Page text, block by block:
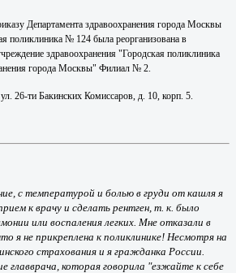
Департамента здравоохранения города Москвы
поликлиника № 124 была реорганизована в
здравоохранения "Городская поликлиника
города Москвы" Филиал № 2.
26-ти Бакинских Комиссаров, д. 10, корп. 5.
с температурой и болью в груди от кашля я
к врачу и сделать рентген, т. к. было
или воспаления легких. Мне отказали в
я не прикреплена к поликлинике! Несмотря на
страхования и я гражданка России.
главврача, которая говорила "езжайте к себе